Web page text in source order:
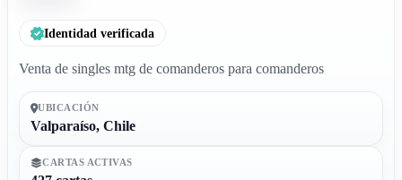
Identidad verificada
Venta de singles mtg de comanderos para comanderos
UBICACIÓN
Valparaíso, Chile
CARTAS ACTIVAS